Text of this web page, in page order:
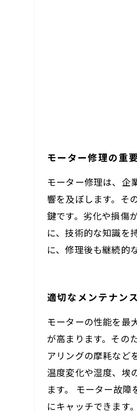
モーター修理の重
モーター修理は、企
響を及ぼします。そ
鍵です。劣化や損傷
に、技術的な知識を
に、修理後も継続的
適切なメンテナン
モーターの性能を最
が高まります。その
アリングの摩耗など
温度変化や湿度、埃
ます。 モーター故
にキャッチできます